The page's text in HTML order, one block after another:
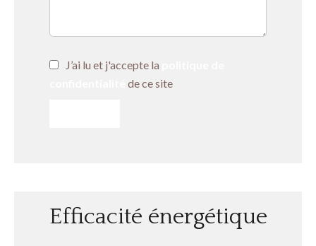
J’ai lu et j'accepte la
de ce site
Efficacité énergétique